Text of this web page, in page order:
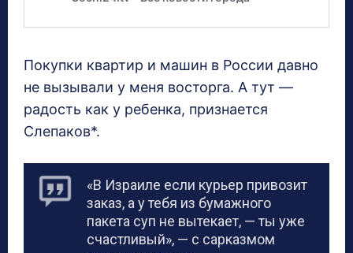
Покупки квартир и машин в России давно
не вызывали у меня восторга. А тут —
радость как у ребенка, признается
Слепаков*.
«В Израиле если курьер привозит
заказ, а у тебя из бумажного
пакета суп не вытекает, — ты уже
счастливый», — с сарказмом